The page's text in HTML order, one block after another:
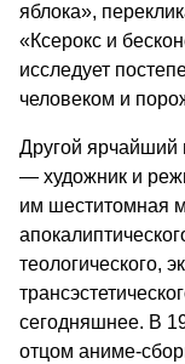
яблока»,
«Ксерокс и
исследует
человеком и
Другой ярчайший
— художник и
им шеститомная
теологического,
сегодняшнее. В
отцом аниме-